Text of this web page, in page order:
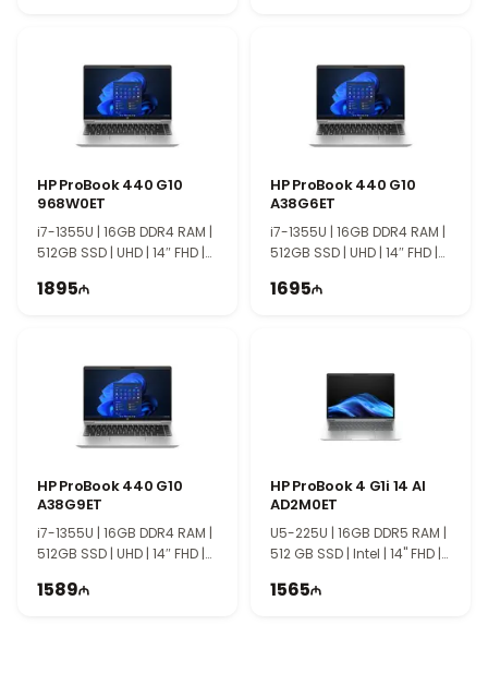
HP ProBook 440 G10
968W0ET
i7-1355U | 16GB DDR4 RAM |
512GB SSD | UHD | 14″ FHD |
1895
HP ProBook 440 G10
A38G6ET
i7-1355U | 16GB DDR4 RAM |
512GB SSD | UHD | 14″ FHD |
1695
HP ProBook 440 G10
A38G9ET
i7-1355U | 16GB DDR4 RAM |
512GB SSD | UHD | 14″ FHD |
1589
HP ProBook 4 G1i 14 AI
AD2M0ET
U5-225U | 16GB DDR5 RAM |
512 GB SSD | Intel | 14" FHD |
1565